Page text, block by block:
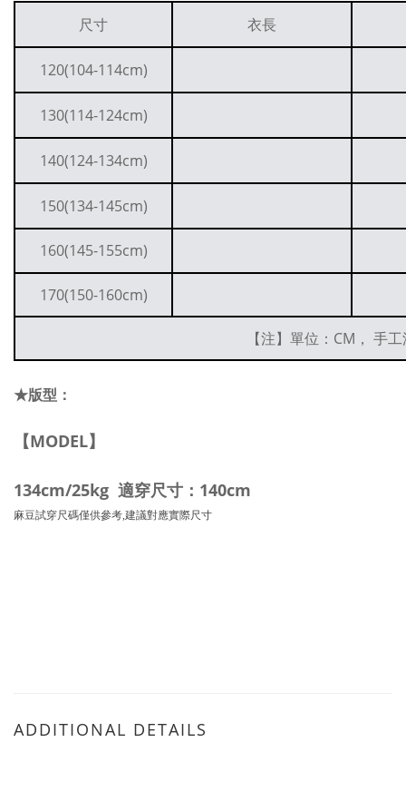
尺寸 衣長
120(104-114cm)
130(114-124cm)
140(124-134cm)
150(134-145cm)
160(145-155cm)
170(150-160cm)
【注】單位：CM， 手
★版型：
【MODEL】
134cm/25kg 適穿尺寸：140cm
麻豆試穿尺碼僅供參考,建議對應實際尺寸
ADDITIONAL DETAILS